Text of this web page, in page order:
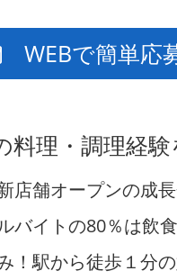
WEBで簡単応
料理・調理経験
店舗オープンの成長
バイトの80％は飲
！駅から徒歩１分